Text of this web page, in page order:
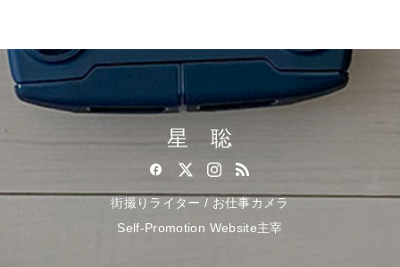
星 聡
街撮りライター / お仕事カメラ
Self-Promotion Website主宰